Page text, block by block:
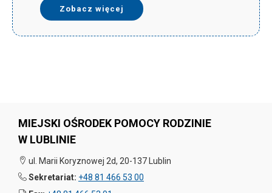
Zobacz więcej
MIEJSKI OŚRODEK POMOCY RODZINIE
W LUBLINIE
ul. Marii Koryznowej 2d, 20-137 Lublin
Sekretariat: +48 81 466 53 00